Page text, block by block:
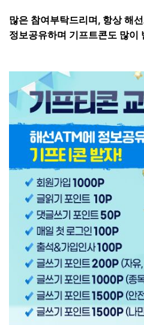
많은 참여부탁드리며, 항상 해
정보공유하며 기프트콘도 많이